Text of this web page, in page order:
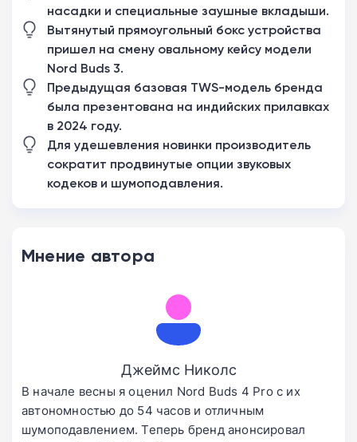
насадки и специальные заушные вкладыши.
Вытянутый прямоугольный бокс устройства
пришел на смену овальному кейсу модели
Nord Buds 3.
Предыдущая базовая TWS-модель бренда
была презентована на индийских прилавках
в 2024 году.
Для удешевления новинки производитель
сократит продвинутые опции звуковых
кодеков и шумоподавления.
Мнение автора
Джеймс Николс
В начале весны я оценил Nord Buds 4 Pro с их
автономностью до 54 часов и отличным
шумоподавлением. Теперь бренд анонсировал